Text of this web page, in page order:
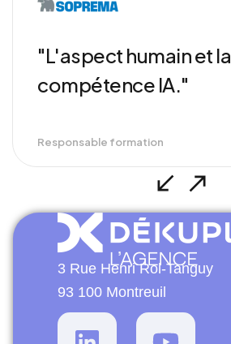
"L'aspect humain et la
compétence IA."
Responsable formation
3 Rue Henri Rol-Tanguy
93 100 Montreuil